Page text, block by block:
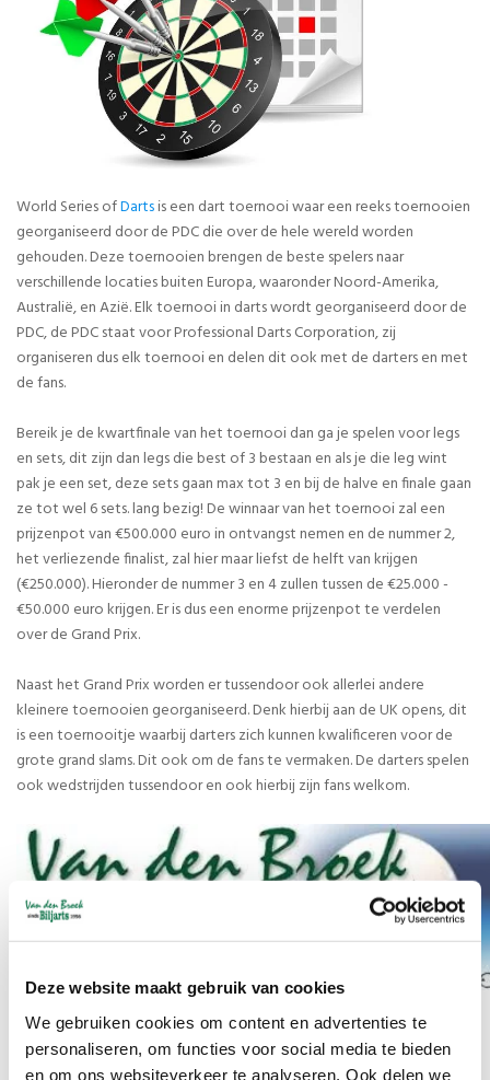
Deze website maakt gebruik van cookies
We gebruiken cookies om content en advertenties te
personaliseren, om functies voor social media te bieden
en om ons websiteverkeer te analyseren. Ook delen we
World Series ofDartsis een dart toernooi waar een reeks toernooien
georganiseerd door de PDC die over de hele wereld worden
gehouden. Deze toernooien brengen de beste spelers naar
verschillende locaties buiten Europa, waaronder Noord-Amerika,
Australië, en Azië. Elk toernooi in darts wordt georganiseerd door de
PDC, de PDC staat voor Professional Darts Corporation, zij
organiseren dus elk toernooi en delen dit ook met de darters en met
de fans.
Bereik je de kwartfinale van het toernooi dan ga je spelen voor legs
en sets, dit zijn dan legs die best of 3 bestaan en als je die leg wint
pak je een set, deze sets gaan max tot 3 en bij de halve en finale gaan
ze tot wel 6 sets. lang bezig! De winnaar van het toernooi zal een
prijzenpot van€500.000 euro in ontvangst nemen en de nummer 2,
het verliezende finalist, zal hier maar liefst de helft van krijgen
(€250.000). Hieronder de nummer 3 en 4 zullen tussen de€25.000 -
€50.000 euro krijgen. Er is dus een enorme prijzenpot te verdelen
over de Grand Prix.
Naast het Grand Prix worden er tussendoor ook allerlei andere
kleinere toernooien georganiseerd. Denk hierbij aan de UK opens, dit
is een toernooitje waarbij darters zich kunnen kwalificeren voor de
grote grand slams. Dit ook om de fans te vermaken. De darters spelen
ook wedstrijden tussendoor en ook hierbij zijn fans welkom.
Reacties